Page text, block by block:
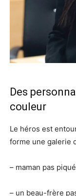
Des
couleur
Le héros est
forme une galerie
– maman pas
– un beau-frère